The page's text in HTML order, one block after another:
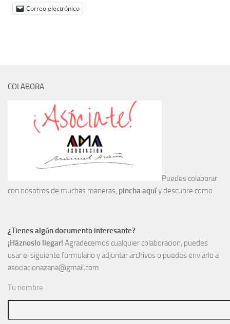
Noticias
Correo electrónico
COLABORA
Puedes colaborar
con nosotros de muchas maneras, pincha aquíy descubre como.
¿Tienes algún documento interesante?
¡Háznoslo llegar! Agradecemos cualquier colaboracion, puedes
usar el siguiente formulario y adjuntar archivos o puedes enviarlo a
asociacionazana@gmail.com
Tu nombre